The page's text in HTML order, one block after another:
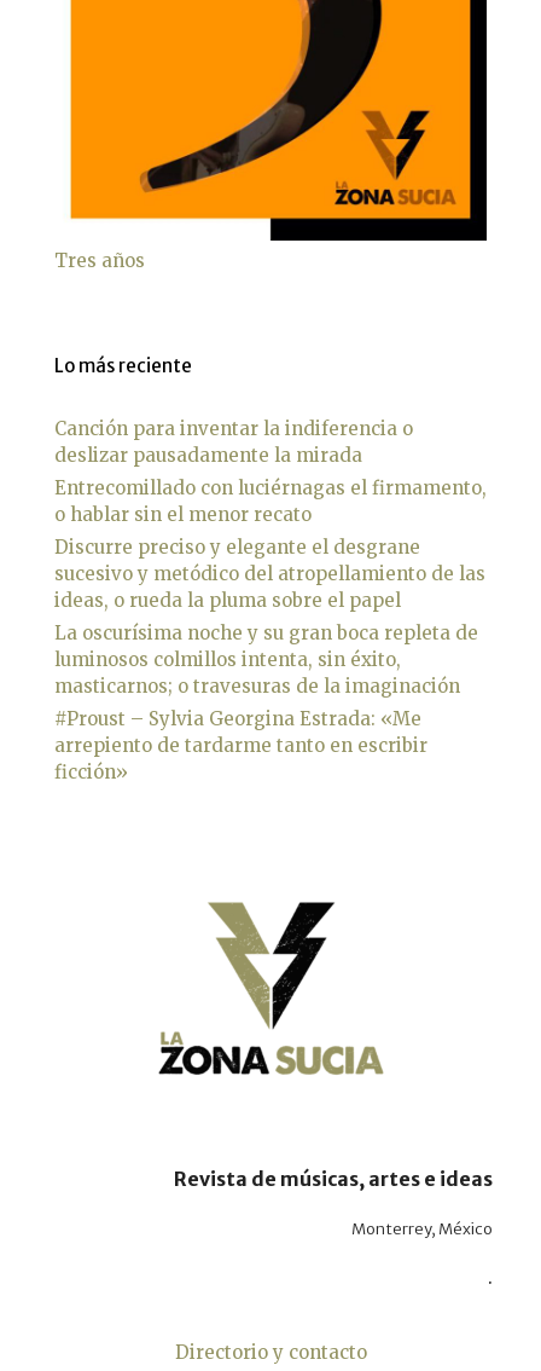
Tres años
Lo más reciente
Canción para inventar la indiferencia o
deslizar pausadamente la mirada
Entrecomillado con luciérnagas el firmamento,
o hablar sin el menor recato
Discurre preciso y elegante el desgrane
sucesivo y metódico del atropellamiento de las
ideas, o rueda la pluma sobre el papel
La oscurísima noche y su gran boca repleta de
luminosos colmillos intenta, sin éxito,
masticarnos; o travesuras de la imaginación
#Proust – Sylvia Georgina Estrada: «Me
arrepiento de tardarme tanto en escribir
ficción»
Revista de músicas, artes e ideas
Monterrey, México
.
Directorio y contacto